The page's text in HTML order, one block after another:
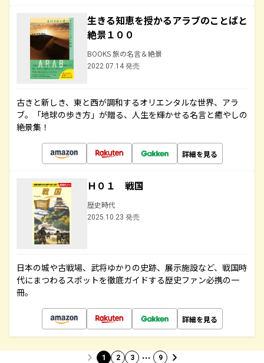
生きる知恵を授かるアラブのことばと
絶景１００
BOOKS 旅の名言＆絶景
2022.07.14 発売
古きと新しき、東と西が調和するオリエンタルな世界、アラ
ブ。「地球の歩き方」が贈る、人生を輝かせる名言と癒やしの
絶景集！
詳細を見る
Ｈ０１ 戦国
歴史時代
2025.10.23 発売
日本の城や古戦場、武将ゆかりの史跡、展示施設など、戦国時
代にまつわるスポットを徹底ガイドする歴史ファン必携の一
冊。
詳細を見る
1 2 3 … 9